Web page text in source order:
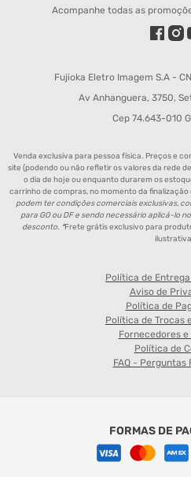
Acompanhe todas as
Fujioka Eletro Imagem S.A -
Av Anhanguera, 3750,
Cep 74.643-010
Venda exclusiva para pessoa física. Preços e
site (podendo ou não refletir os valores da rede
o dia de hoje ou enquanto durarem os
carrinho de compras, no momento da finalização
podem ter condições comerciais exclusivas,
para GO ou DF e sendo necessário aplicá-lo
desconto. *Frete grátis exclusivo para
Política de
Aviso de
Política de
Política de Trocas
Fornecedores
Política de
FAQ - Perguntas
FORMAS DE